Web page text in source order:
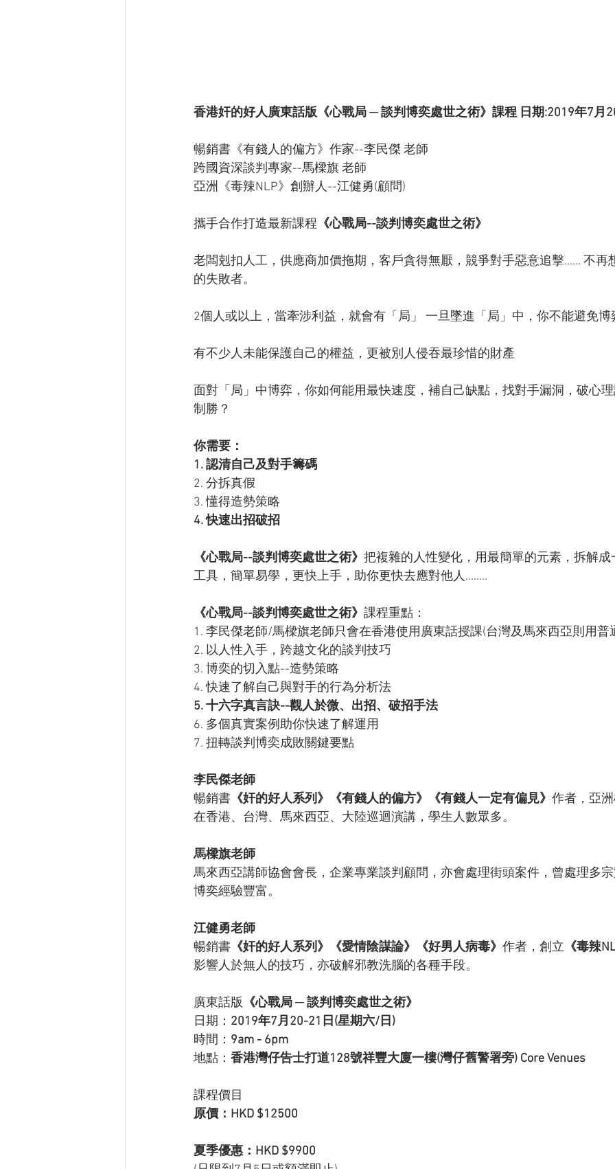
香港奸的好人廣東話版《心戰局 ─ 談判博奕處世之術》課程 日期:2019年7月
暢銷書《有錢人的偏方》作家--李民傑 老師
跨國資深談判專家--馬樑旗 老師
亞洲《毒辣NLP》創辦人--江健勇(顧問)
攜手合作打造最新課程 《心戰局--談判博奕處世之術》
老闆剋扣人工，供應商加價拖期，客戶貪得無厭，競爭對手惡意追擊...... 不再
的失敗者。
2個人或以上，當牽涉利益，就會有「局」 一旦墜進「局」中，你不能避免
有不少人未能保護自己的權益，更被別人侵吞最珍惜的財產
面對「局」中博弈，你如何能用最快速度，補自己缺點，找對手漏洞，破心
制勝？
你需要：
1. 認清自己及對手籌碼
2. 分拆真假
3. 懂得造勢策略
4. 快速出招破招
《心戰局--談判博奕處世之術》 把複雜的人性變化，用最簡單的元素，拆解
工具，簡單易學，更快上手，助你更快去應對他人........
《心戰局--談判博奕處世之術》 課程重點：
1. 李民傑老師/馬樑旗老師只會在香港使用廣東話授課(台灣及馬來西亞則用普
2. 以人性入手，跨越文化的談判技巧
3. 博奕的切入點--造勢策略
4. 快速了解自己與對手的行為分析法
5. 十六字真言訣--觀人於微、出招、破招手法
6. 多個真實案例助你快速了解運用
7. 扭轉談判博奕成敗關鍵要點
李民傑老師
暢銷書 《奸的好人系列》《有錢人的偏方》《有錢人一定有偏見》 作者，亞
在香港、台灣、馬來西亞、大陸巡迴演講，學生人數眾多。
馬樑旗老師
馬來西亞講師協會會長，企業專業談判顧問，亦會處理街頭案件，曾處理多
博奕經驗豐富。
江健勇老師
暢銷書 《奸的好人系列》《愛情陰謀論》《好男人病毒》 作者，創立 《毒辣
影響人於無人的技巧，亦破解邪教洗腦的各種手段。
廣東話版 《心戰局 ─ 談判博奕處世之術》
日期： 2019年7月20-21日(星期六/日)
時間： 9am - 6pm
地點： 香港灣仔告士打道128號祥豐大廈一樓(灣仔舊警署旁) Core Venues
課程價目
原價：HKD $12500
夏季優惠：HKD $9900